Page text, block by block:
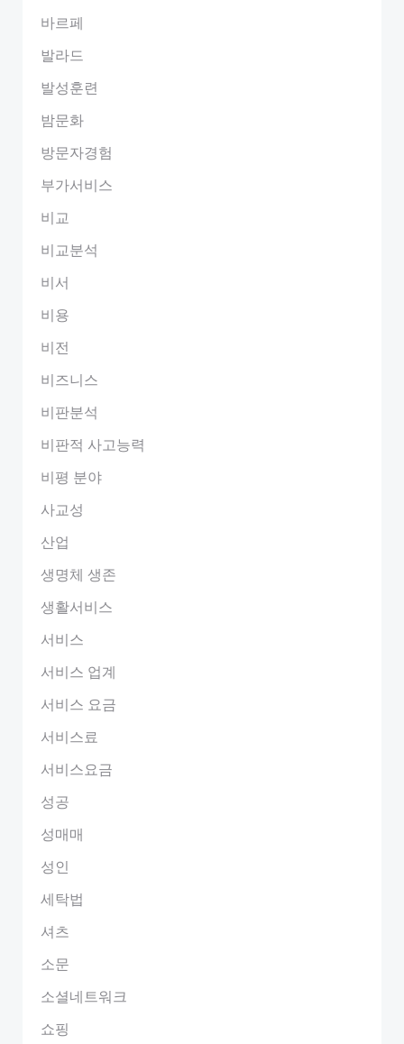
바르페
발라드
발성훈련
밤문화
방문자경험
부가서비스
비교
비교분석
비서
비용
비전
비즈니스
비판분석
비판적 사고능력
비평 분야
사교성
산업
생명체 생존
생활서비스
서비스
서비스 업계
서비스 요금
서비스료
서비스요금
성공
성매매
성인
세탁법
셔츠
소문
소셜네트워크
쇼핑